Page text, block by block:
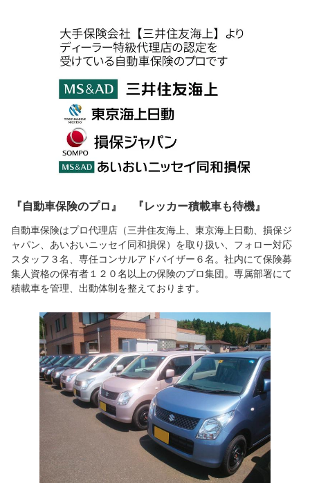
『自動車保険のプロ』 『レッカー積載車も待機』
自動車保険はプロ代理店（三井住友海上、東京海上日動、損保ジ
ャパン、あいおいニッセイ同和損保）を取り扱い、フォロー対応
スタッフ３名、専任コンサルアドバイザー６名。社内にて保険募
集人資格の保有者１２０名以上の保険のプロ集団。専属部署にて
積載車を管理、出動体制を整えております。